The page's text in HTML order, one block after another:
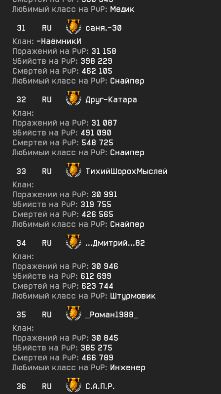
Любимый класс на PvP: Медик
31
RU
саня.-30
Клан: -НаёмникИ
Поражений на PvP: 31 158
Убийств на PvP: 398 229
Смертей на PvP: 462 105
Любимый класс на PvP: Снайпер
32
RU
Друг-Катара
Клан:
Поражений на PvP: 31 087
Убийств на PvP: 491 090
Смертей на PvP: 548 725
Любимый класс на PvP: Снайпер
33
RU
ТихийШорохМыслей
Клан:
Поражений на PvP: 30 991
Убийств на PvP: 319 755
Смертей на PvP: 426 565
Любимый класс на PvP: Снайпер
34
RU
...Дмитрий...82
Клан:
Поражений на PvP: 30 946
Убийств на PvP: 612 699
Смертей на PvP: 623 744
Любимый класс на PvP: Штурмовик
35
RU
_Роман1988_
Клан:
Поражений на PvP: 30 845
Убийств на PvP: 385 275
Смертей на PvP: 466 789
Любимый класс на PvP: Инженер
36
RU
С.А.П.Р.